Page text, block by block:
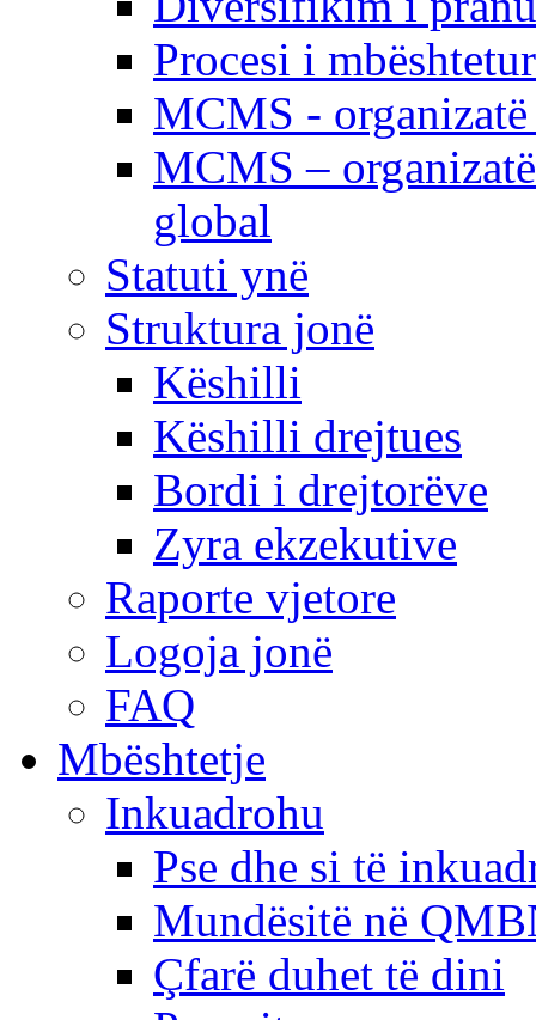
Procesi i
MCMS -
MCMS –
global
Statuti ynë
Struktura jonë
Këshilli
Këshilli drejtues
Bordi i drejtorëve
Zyra ekzekutive
Raporte vjetore
Logoja jonë
FAQ
Mbështetje
Inkuadrohu
Pse dhe si të
Mundësitë në
Çfarë duhet të dini